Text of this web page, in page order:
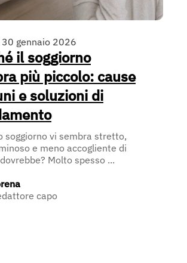
gennaio 2026
il soggiorno
più piccolo: cause
e soluzioni di
soggiorno vi sembra stretto,
e meno accogliente di
Molto spesso ...
capo